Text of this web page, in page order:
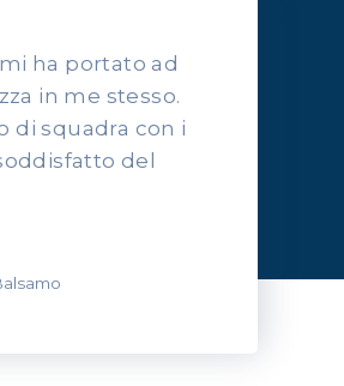
ha portato ad
in me stesso.
di squadra con i
del